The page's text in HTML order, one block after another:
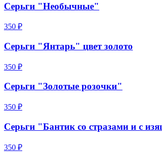
Серьги "Необычные"
350 ₽
Серьги "Янтарь" цвет золото
350 ₽
Серьги "Золотые розочки"
350 ₽
Серьги "Бантик со стразами и с
350 ₽